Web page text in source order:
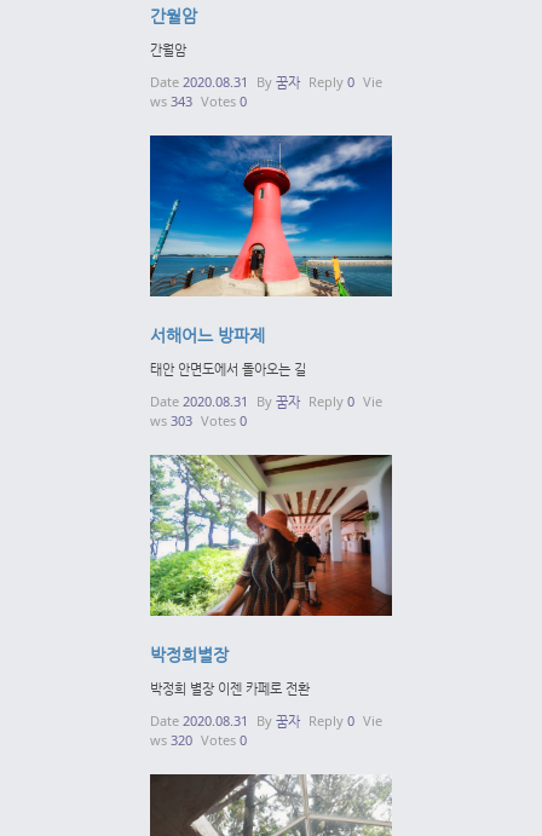
간월암
간월암
Date 2020.08.31 By 꿈자 Reply 0 Vie
ws 343 Votes 0
서해어느 방파제
태안 안면도에서 돌아오는 길
Date 2020.08.31 By 꿈자 Reply 0 Vie
ws 303 Votes 0
박정희별장
박정희 별장 이젠 카페로 전환
Date 2020.08.31 By 꿈자 Reply 0 Vie
ws 320 Votes 0